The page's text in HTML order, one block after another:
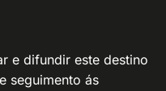
e difundir este destino
seguimento ás